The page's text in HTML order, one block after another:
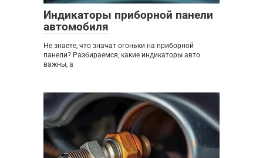
Индикаторы приборной панели
автомобиля
Не знаете, что значат огоньки на приборной
панели? Разбираемся, какие индикаторы авто
важны, а